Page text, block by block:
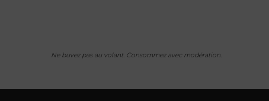
Ne buvez pas au volant. Consommez avec modération.